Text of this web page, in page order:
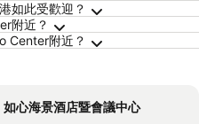
如此受歡迎？
附近？
Center附近？
如心海景酒店暨會議中心